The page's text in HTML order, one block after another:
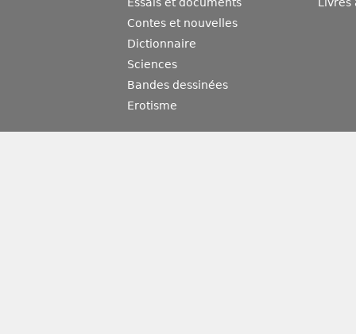
Essais et documents
Contes et nouvelles
Dictionnaire
Sciences
Bandes dessinées
Erotisme
Livres